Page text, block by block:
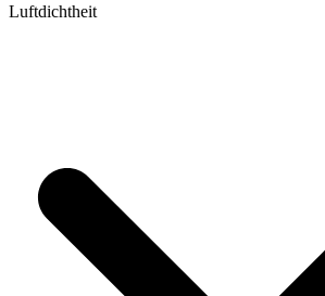
Luftdichtheit